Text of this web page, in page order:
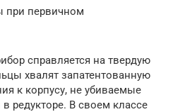
при первичном
справляется на твердую
хвалят запатентованную
к корпусу, не убиваемые
редукторе. В своем классе